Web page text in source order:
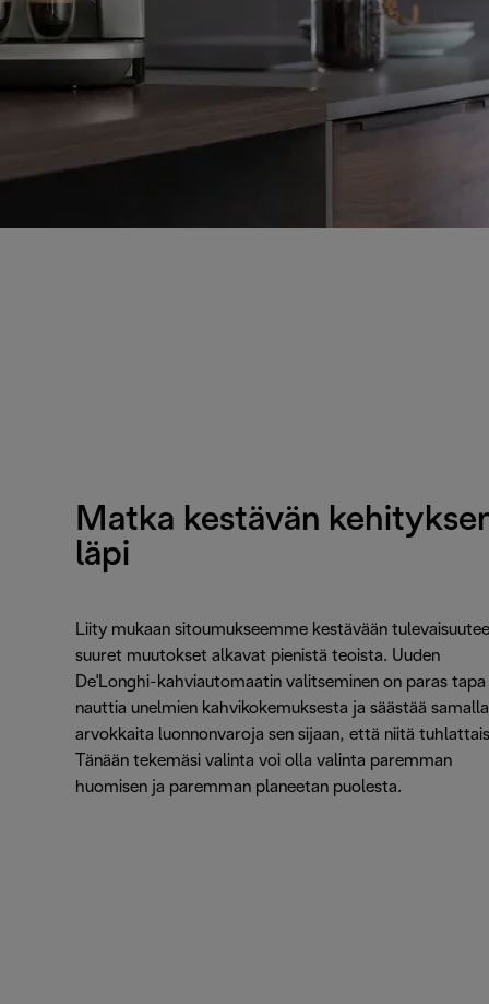
Matka kestävän
läpi
Liity mukaan sitoumukseemme kestävään
suuret muutokset alkavat pienistä teoista. Uuden
De'Longhi-kahviautomaatin valitseminen on paras tapa
nauttia unelmien kahvikokemuksesta ja säästää samalla
arvokkaita luonnonvaroja sen sijaan, että niitä
Tänään tekemäsi valinta voi olla valinta paremman
huomisen ja paremman planeetan puolesta.